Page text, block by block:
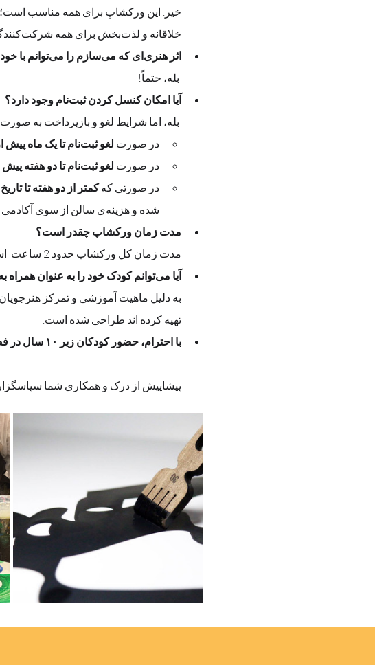
خلاقانه و لذت‌بخش برای همه شرکت‌کنندگان است
اثر هنری‌ای که می‌سازم را می‌توانم با خودم ببرم؟
بله، حتماً!
آیا امکان کنسل کردن ثبت‌نام وجود دارد؟
بله، اما شرایط لغو و بازپرداخت به صورت
در صورت لغو ثبت‌نام تا یک ماه پیش از تاریخ برگزاری
در صورت لغو ثبت‌نام تا دو هفته پیش از رویداد
در صورتی که کمتر از دو هفته تا
شده و هزینه‌ی سالن از سوی آکادمی پرداخت گردیده است
مدت زمان ورکشاپ چقدر است؟
مدت زمان کل ورکشاپ حدود 2 ساعت  است
آیا می‌توانم کودک خود را به عنوان همراه به ورکشاپ بیاورم؟
تهیه کرده اند طراحی شده است.
با احترام، حضور کودکان زیر ۱۰ سال در فضای ورکشاپ به عنوان همراه امکان‌پذیر نیست.
پیشاپیش از درک و همکاری شما